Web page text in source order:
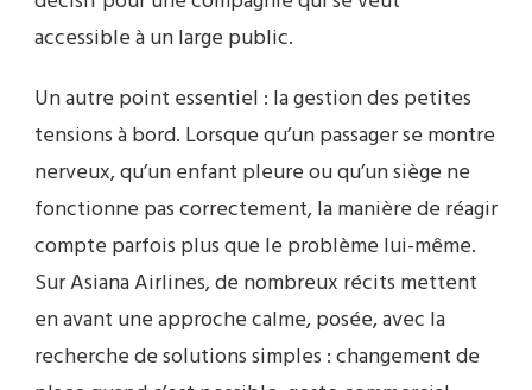
accessible à un large public.
Un autre point essentiel : la gestion des petites
tensions à bord. Lorsque qu’un passager se montre
nerveux, qu’un enfant pleure ou qu’un siège ne
fonctionne pas correctement, la manière de réagir
compte parfois plus que le problème lui-même.
Sur Asiana Airlines, de nombreux récits mettent
en avant une approche calme, posée, avec la
recherche de solutions simples : changement de